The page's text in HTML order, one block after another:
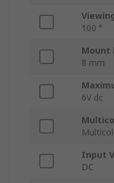
100 °
Mount
8 mm
6V dc
Input
DC